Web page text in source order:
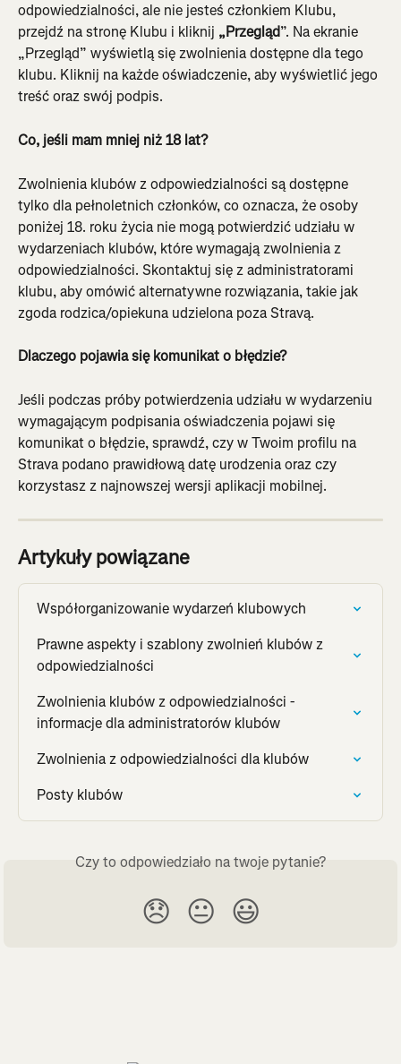
odpowiedzialności, ale nie jesteś członkiem Klubu,
przejdź na stronę Klubu i kliknij „Przegląd”. Na ekranie
„Przegląd” wyświetlą się zwolnienia dostępne dla tego
klubu. Kliknij na każde oświadczenie, aby wyświetlić jego
treść oraz swój podpis.
Co, jeśli mam mniej niż 18 lat?
Zwolnienia klubów z odpowiedzialności są dostępne
tylko dla pełnoletnich członków, co oznacza, że osoby
poniżej 18. roku życia nie mogą potwierdzić udziału w
wydarzeniach klubów, które wymagają zwolnienia z
odpowiedzialności. Skontaktuj się z administratorami
klubu, aby omówić alternatywne rozwiązania, takie jak
zgoda rodzica/opiekuna udzielona poza Stravą.
Dlaczego pojawia się komunikat o błędzie?
Jeśli podczas próby potwierdzenia udziału w wydarzeniu
wymagającym podpisania oświadczenia pojawi się
komunikat o błędzie, sprawdź, czy w Twoim profilu na
Strava podano prawidłową datę urodzenia oraz czy
korzystasz z najnowszej wersji aplikacji mobilnej.
Artykuły powiązane
Współorganizowanie wydarzeń klubowych
Prawne aspekty i szablony zwolnień klubów z
odpowiedzialności
Zwolnienia klubów z odpowiedzialności -
informacje dla administratorów klubów
Zwolnienia z odpowiedzialności dla klubów
Posty klubów
Czy to odpowiedziało na twoje pytanie?
😞 😐 😃